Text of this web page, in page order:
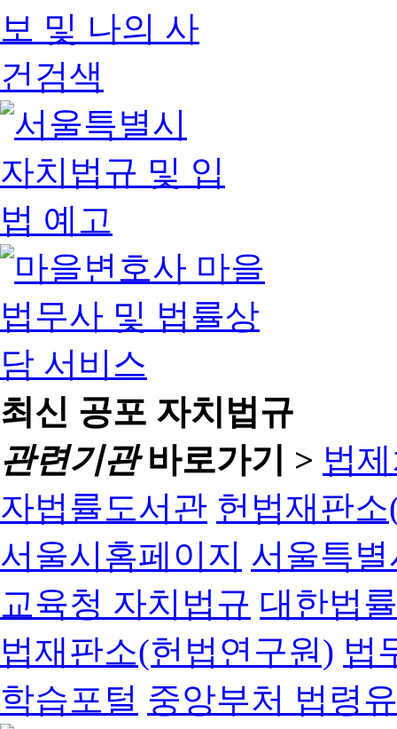
최신 공포 자치법규
관련기관바로가기 > 법
자법률도서관 헌법재판
서울시홈페이지 서울특
교육청 자치법규 대한법
법재판소(헌법연구원) 법
학습포털 중앙부처 법령